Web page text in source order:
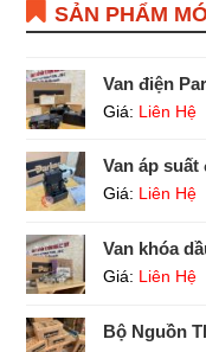
SẢN PHẨM
Van điện
Giá: Liên Hệ
Van áp suất
Giá: Liên Hệ
Van khóa
Giá: Liên Hệ
Bộ Nguồn